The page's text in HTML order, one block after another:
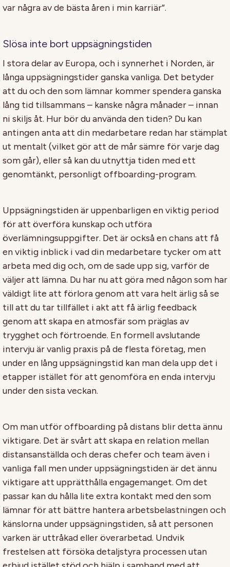
var några av de bästa åren i min karriär”.
Slösa inte bort uppsägningstiden
I stora delar av Europa, och i synnerhet i Norden, är
långa uppsägningstider ganska vanliga. Det betyder
att du och den som lämnar kommer spendera ganska
lång tid tillsammans – kanske några månader – innan
ni skiljs åt. Hur bör du använda den tiden? Du kan
antingen anta att din medarbetare redan har stämplat
ut mentalt (vilket gör att de mår sämre för varje dag
som går), eller så kan du utnyttja tiden med ett
genomtänkt, personligt offboarding-program.
Uppsägningstiden är uppenbarligen en viktig period
för att överföra kunskap och utföra
överlämningsuppgifter. Det är också en chans att få
en viktig inblick i vad din medarbetare tycker om att
arbeta med dig och, om de sade upp sig, varför de
väljer att lämna. Du har nu att göra med någon som har
väldigt lite att förlora genom att vara helt ärlig så se
till att du tar tillfället i akt att få ärlig feedback
genom att skapa en atmosfär som präglas av
trygghet och förtroende. En formell avslutande
intervju är vanlig praxis på de flesta företag, men
under en lång uppsägningstid kan man dela upp det i
etapper istället för att genomföra en enda intervju
under den sista veckan.
Om man utför offboarding på distans blir detta ännu
viktigare. Det är svårt att skapa en relation mellan
distansanställda och deras chefer och team även i
vanliga fall men under uppsägningstiden är det ännu
viktigare att upprätthålla engagemanget. Om det
passar kan du hålla lite extra kontakt med den som
lämnar för att bättre hantera arbetsbelastningen och
känslorna under uppsägningstiden, så att personen
varken är uttråkad eller överarbetad. Undvik
frestelsen att försöka detaljstyra processen utan